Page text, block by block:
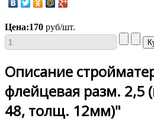
Цена:170 руб/шт.
Описание
флейцевая разм. 2,5
48, толщ. 12мм)"